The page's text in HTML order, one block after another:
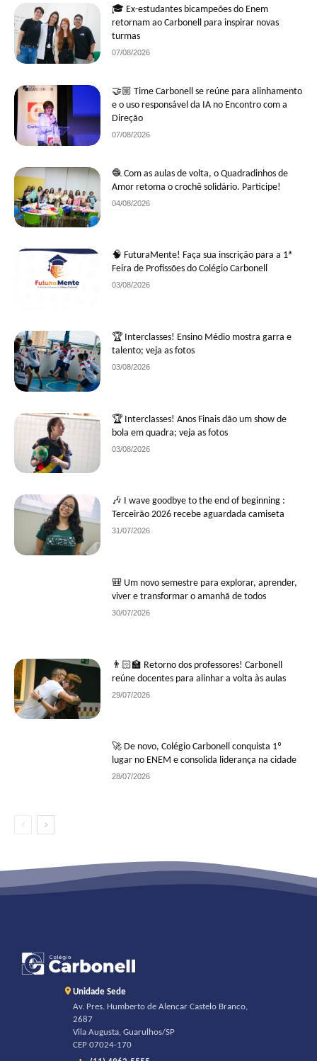
🎓 Ex-estudantes bicampeões do Enem
retornam ao Carbonell para inspirar novas
turmas
07/08/2026
🤝🏼 Time Carbonell se reúne para alinhamento
e o uso responsável da IA no Encontro com a
Direção
07/08/2026
🧶 Com as aulas de volta, o Quadradinhos de
Amor retoma o crochê solidário. Participe!
04/08/2026
🧠 FuturaMente! Faça sua inscrição para a 1ª
Feira de Profissões do Colégio Carbonell
03/08/2026
🏆 Interclasses! Ensino Médio mostra garra e
talento; veja as fotos
03/08/2026
🏆 Interclasses! Anos Finais dão um show de
bola em quadra; veja as fotos
03/08/2026
🎶 I wave goodbye to the end of beginning :
Terceirão 2026 recebe aguardada camiseta
31/07/2026
🎒 Um novo semestre para explorar, aprender,
viver e transformar o amanhã de todos
30/07/2026
👨🏻‍🏫 Retorno dos professores! Carbonell
reúne docentes para alinhar a volta às aulas
29/07/2026
🚀 De novo, Colégio Carbonell conquista 1º
lugar no ENEM e consolida liderança na cidade
28/07/2026
Unidade Sede
Av. Pres. Humberto de Alencar Castelo Branco,
2687
Vila Augusta, Guarulhos/SP
CEP 07024-170